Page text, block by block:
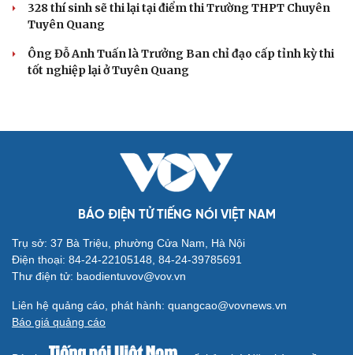
328 thí sinh sẽ thi lại tại điểm thi Trường THPT Chuyên
Tuyên Quang
Ông Đỗ Anh Tuấn là Trưởng Ban chỉ đạo cấp tỉnh kỳ thi
tốt nghiệp lại ở Tuyên Quang
BÁO ĐIỆN TỬ TIẾNG NÓI VIỆT NAM
Trụ sở: 37 Bà Triệu, phường Cửa Nam, Hà Nội
Điện thoại: 84-24-22105148, 84-24-39785691
Thư điện tử: baodientuvov@vov.vn
Liên hệ quảng cáo, phát hành: quangcao@vovnews.vn
Báo giá quảng cáo